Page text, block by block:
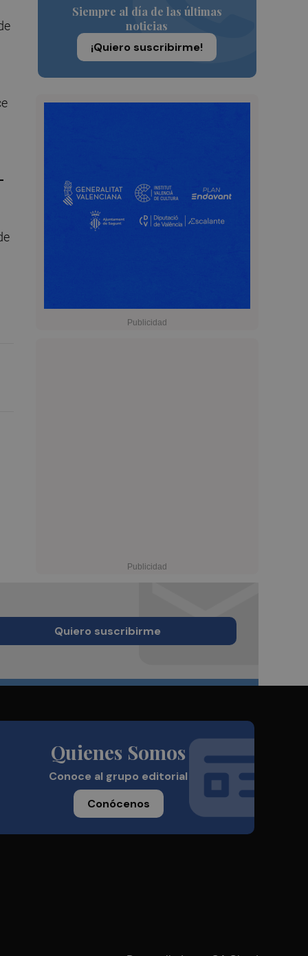
Siempre al día de las últimas
noticias
¡Quiero suscribirme!
Quiero suscribirme
Quienes Somos
Conoce al grupo editorial
Conócenos